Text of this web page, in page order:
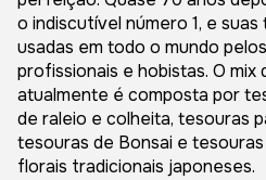
o indiscutível número 1, e
usadas em todo o mundo
profissionais e hobistas. O
atualmente é composta por
de raleio e colheita, tesouras
tesouras de Bonsai e
florais tradicionais japoneses.